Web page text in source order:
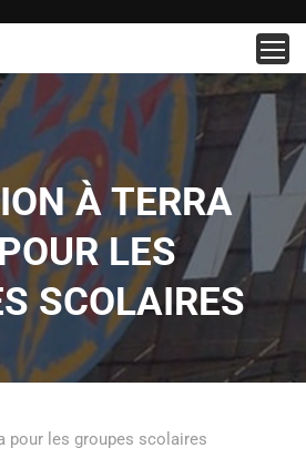
À TERRA
LES
SCOLAIRES
pour les groupes scolaires